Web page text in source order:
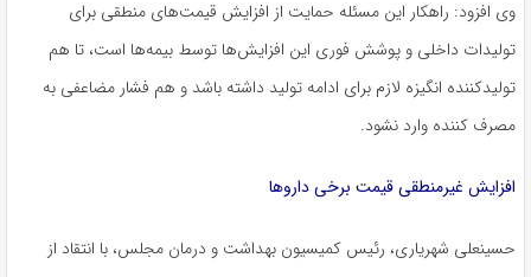
وی افزود: راهکار این مسئله حمایت از افزایش قیمت‌های منطقی برای
تولیدات داخلی و پوشش فوری این افزایش‌ها توسط بیمه‌ها است، تا هم
تولیدکننده انگیزه لازم برای ادامه تولید داشته باشد و هم فشار مضاعفی به
مصرف‌ کننده وارد نشود.
افزایش غیرمنطقی قیمت برخی داروها
حسینعلی شهریاری، رئیس کمیسیون بهداشت و درمان مجلس، با انتقاد از